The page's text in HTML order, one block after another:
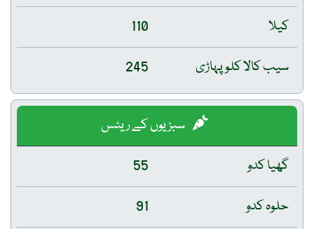
کیلا
110
سیب کالا کلو پہاڑی
245
سبزیوں کے ریٹس
گھیا کدو
55
حلوہ کدو
91